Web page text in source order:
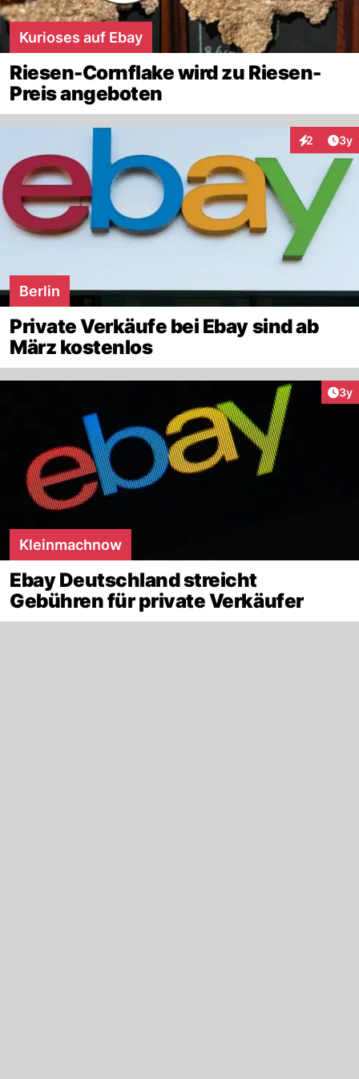
Kurioses auf Ebay
Riesen-Cornflake wird zu Riesen-
Preis angeboten
2 3y
Berlin
Private Verkäufe bei Ebay sind ab
März kostenlos
3y
Kleinmachnow
Ebay Deutschland streicht
Gebühren für private Verkäufer